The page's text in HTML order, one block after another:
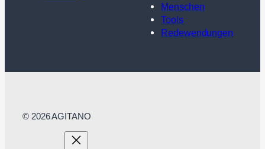
Menschen
Tools
Redewendungen
© 2026 AGITANO